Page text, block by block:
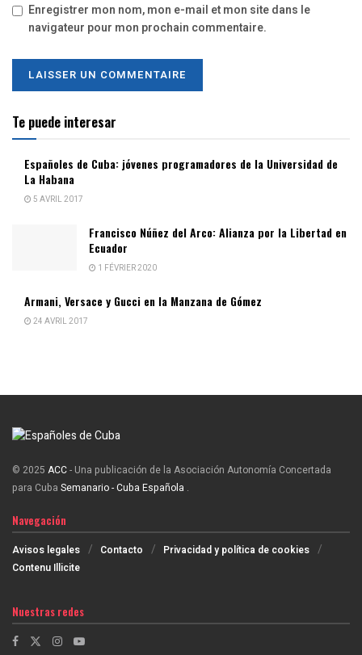
Enregistrer mon nom, mon e-mail et mon site dans le
navigateur pour mon prochain commentaire.
Te puede interesar
Españoles de Cuba: jóvenes programadores de la Universidad de
La Habana
5 AVRIL 2017
Francisco Núñez del Arco: Alianza por la Libertad en
Ecuador
1 FÉVRIER 2020
Armani, Versace y Gucci en la Manzana de Gómez
24 AVRIL 2017
© 2025 ACC- Una publicación de la Asociación Autonomía Concertada
para Cuba Semanario - Cuba Española .
Navegación
Avisos legales Contacto
Privacidad y política de cookies
Contenu Illicite
Nuestras redes